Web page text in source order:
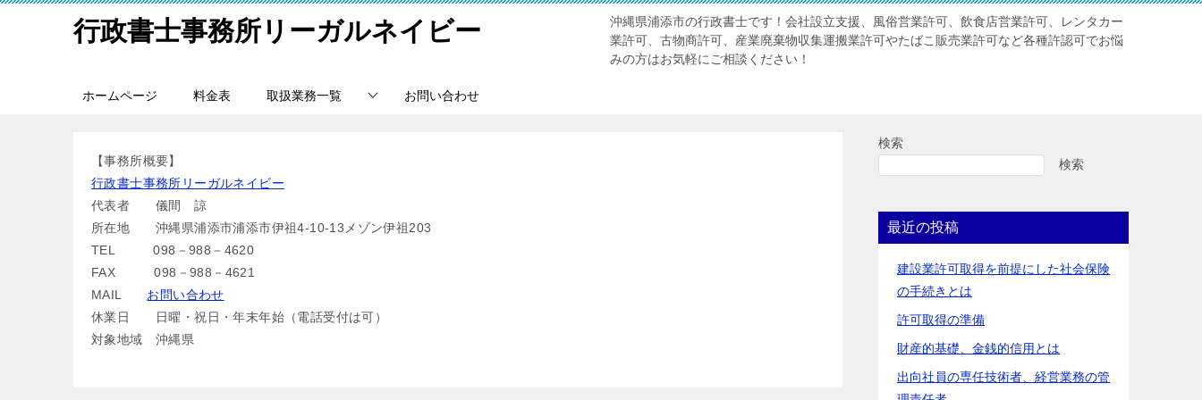
行政書士事務所リーガルネイビー
沖縄県浦添市の行政書士です！会社設立支援、風俗営業許可、飲食店営業許可、レンタカー
業許可、古物商許可、産業廃棄物収集運搬業許可やたばこ販売業許可など各種許認可でお悩
みの方はお気軽にご相談ください！
ホームページ 料金表 取扱業務一覧 お問い合わせ
【事務所概要】
行政書士事務所リーガルネイビー
代表者 儀間 諒
所在地 沖縄県浦添市浦添市伊祖4-10-13メゾン伊祖203
TEL 098－988－4620
FAX 098－988－4621
MAIL お問い合わせ
休業日 日曜・祝日・年末年始（電話受付は可）
対象地域 沖縄県
検索
検索
最近の投稿
建設業許可取得を前提にした社会保険
の手続きとは
許可取得の準備
財産的基礎、金銭的信用とは
出向社員の専任技術者、経営業務の管